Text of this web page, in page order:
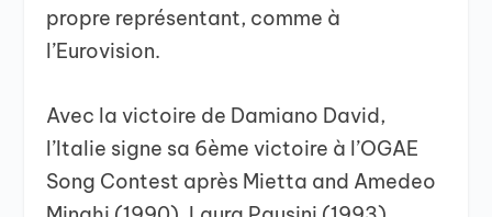
propre représentant, comme à
l’Eurovision.
Avec la victoire de Damiano David,
l’Italie signe sa 6ème victoire à l’OGAE
Song Contest après Mietta and Amedeo